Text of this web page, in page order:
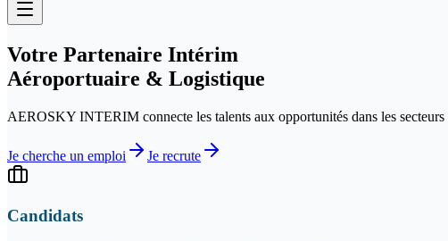
Votre Partenaire Intérim
Aéroportuaire & Logistique
AEROSKY INTERIM connecte les talents aux opportunités dans les
Je cherche un emploi Je recrute
Candidats